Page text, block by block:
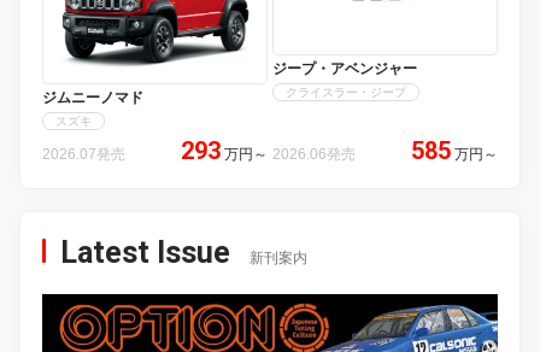
ジムニーノマド
スズキ
2026.07発売 293 万円 ～
ジープ・アベンジャー
クライスラー・ジープ
2026.06発売 585 万円 ～
Latest Issue 新刊案内